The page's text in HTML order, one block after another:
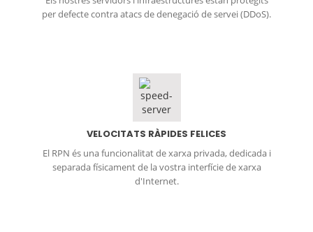
per defecte contra atacs de denegació de servei (DDoS).
VELOCITATS RÀPIDES FELICES
El RPN és una funcionalitat de xarxa privada, dedicada i
separada físicament de la vostra interfície de xarxa
d'Internet.